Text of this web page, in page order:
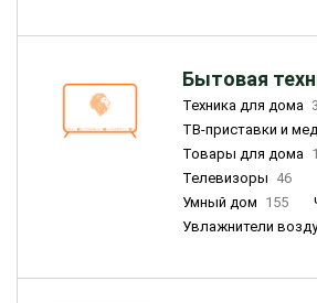
Бытовая
Техника для дома
ТВ-приставки и
Товары для дома
Телевизоры 46
Умный дом 155
Увлажнители